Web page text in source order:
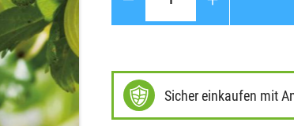
Sicher einkaufen mit